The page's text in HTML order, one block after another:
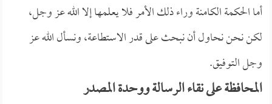
أما الحكمة الكامنة وراء ذلك الأمر فلا يعلمها إلا الله عز وجل،
لكن نحن نحاول أن نبحث على قدر الاستطاعة، ونسأل الله عز
وجل التوفيق.
المحافظة على نقاء الرسالة ووحدة المصدر